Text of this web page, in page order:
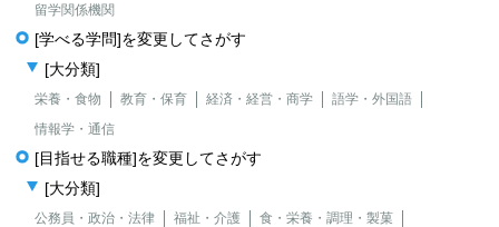
留学関係機関
[学べる学問]を変更してさがす
[大分類]
栄養・食物 教育・保育 経済・経営・商学
語学・外国語
情報学・通信
[目指せる職種]を変更してさがす
[大分類]
公務員・政治・法律 福祉・介護
食・栄養・調理・製菓